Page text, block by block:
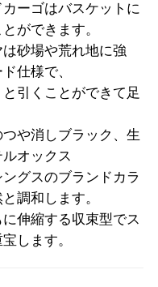
ーゴはバスケットに
ができます。
砂場や荒れ地に強
仕様で、
引くことができて足
や消しブラック、生
オックス
グスのブランドカラ
調和します。
伸縮する収束型でス
します。